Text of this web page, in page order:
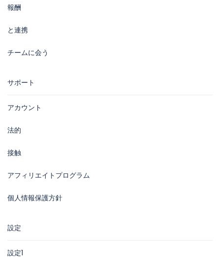
報酬
と連携
チームに会う
サポート
アカウント
法的
接触
アフィリエイトプログラム
個人情報保護方針
設定
設定1